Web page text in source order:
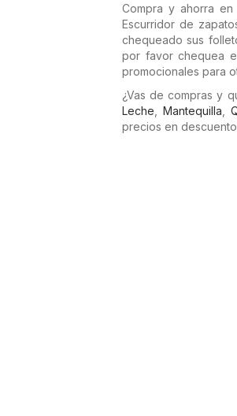
Compra y ahorra
Escurridor de
chequeado sus
por favor chequea
promocionales para
¿Vas de compras y
Leche ,Mantequilla ,
precios en